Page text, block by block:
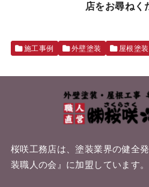
店をお尋ねく
施工事例 外壁塗装 屋根塗装
桜咲工務店は、塗装業界の健全
装職人の会 』に加盟しています。